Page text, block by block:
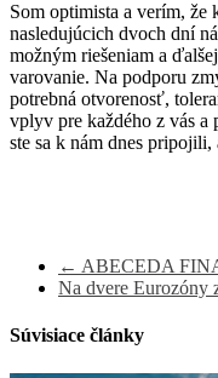
Som optimista a verím, že
nasledujúcich dvoch dní
možným riešeniam a
varovanie. Na podporu
potrebná otvorenosť,
vplyv pre každého z vás a
ste sa k nám dnes
← ABECEDA
Na dvere Eurozóny
Súvisiace články